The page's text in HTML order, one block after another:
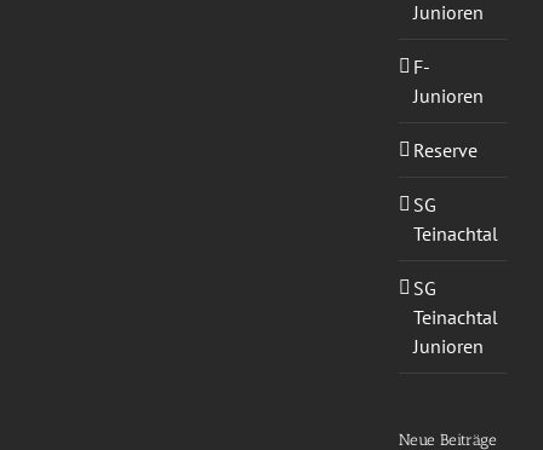
Junioren
F-
Junioren
Reserve
SG
Teinachtal
SG
Teinachtal
Junioren
Neue Beiträge